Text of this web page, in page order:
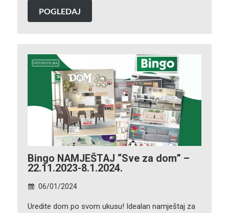
POGLEDAJ
Bingo NAMJEŠTAJ “Sve za dom” –
22.11.2023-8.1.2024.
06/01/2024
Uredite dom po svom ukusu! Idealan namještaj za